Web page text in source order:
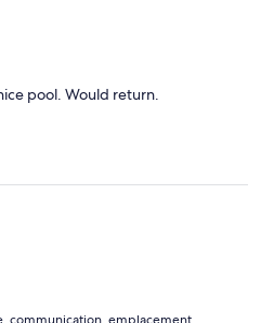
pool. Would return.
communication, emplacement,